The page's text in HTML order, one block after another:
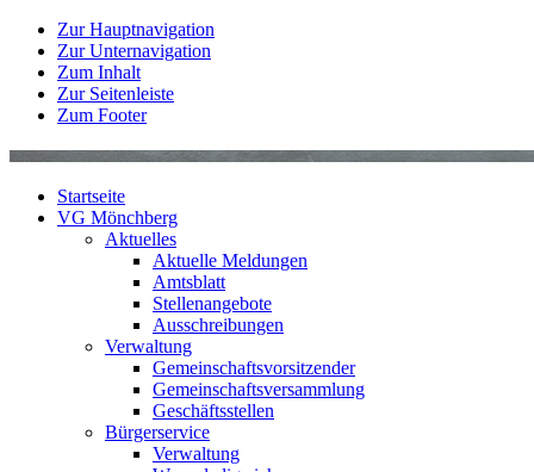
Zur Hauptnavigation
Zur Unternavigation
Zum Inhalt
Zur Seitenleiste
Zum Footer
Startseite
VG Mönchberg
Aktuelles
Aktuelle Meldungen
Amtsblatt
Stellenangebote
Ausschreibungen
Verwaltung
Gemeinschaftsvorsitzender
Gemeinschaftsversammlung
Geschäftsstellen
Bürgerservice
Verwaltung